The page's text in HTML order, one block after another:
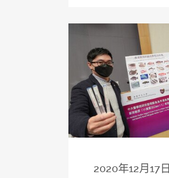
2020年12月17日